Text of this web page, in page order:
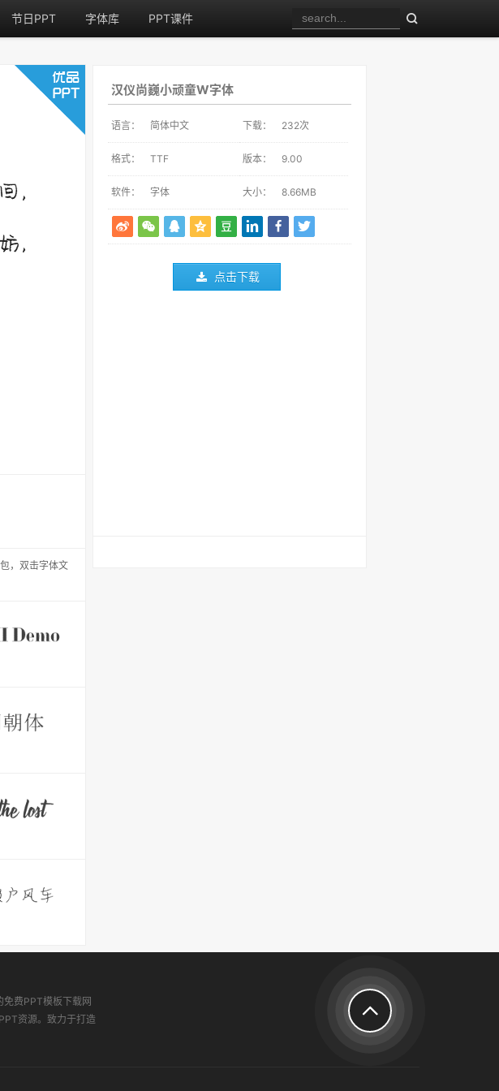
节日PPT 字体库 PPT课件
汉仪尚巍小顽童W字体
语言： 简体中文 下载： 232次
格式： TTF 版本： 9.00
软件： 字体 大小： 8.66MB
点击下载
，双击字体文
费PPT模板下载网
资源。致力于打造